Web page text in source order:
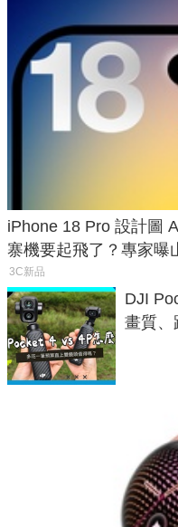
iPhone 18 Pro 設計圖
寨機要起飛了？專家曝
3C新品
DJI
畫質、